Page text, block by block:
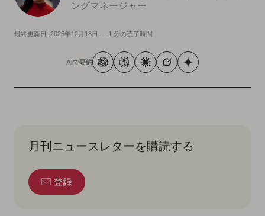
ングマネージャー
最終更新日: 2025年12月18日 — 1 分の読了時間
AIで要約
月刊ニュースレターを購読する
登録